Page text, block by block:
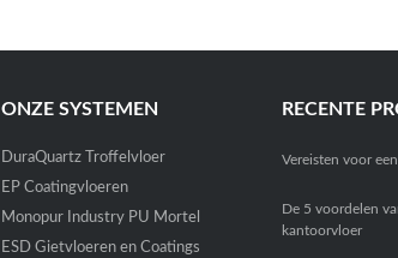
ONZE SYSTEMEN
DuraQuartz Troffelvloer
EP Coatingvloeren
Monopur Industry PU Mortel
ESD Gietvloeren en Coatings
RECENTE
Vereisten voor
De 5 voordelen
kantoorvloer